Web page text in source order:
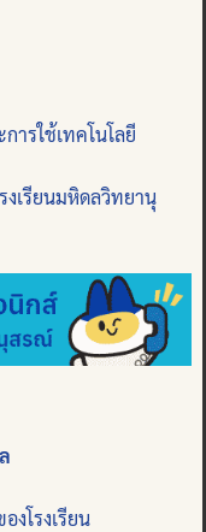
ารใช้เทคโนโลยี
งเรียนมหิดลวิทยานุ
งโรงเรียน